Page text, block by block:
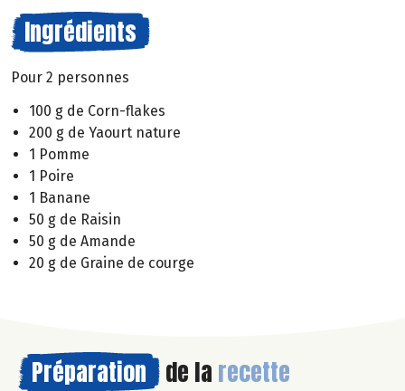
Ingrédients
Pour 2 personnes
100 g de Corn-flakes
200 g de Yaourt nature
1 Pomme
1 Poire
1 Banane
50 g de Raisin
50 g de Amande
20 g de Graine de courge
Préparation de la recette